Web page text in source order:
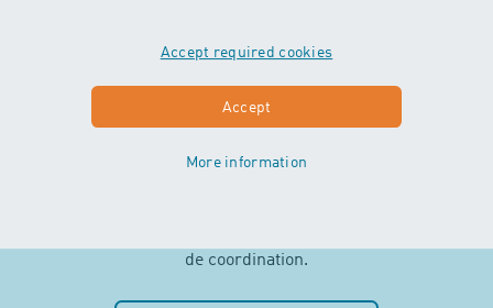
Accept required cookies
Accept
More information
MASTERS
Indépendance et plaisir de l’eau sont
de coordination.